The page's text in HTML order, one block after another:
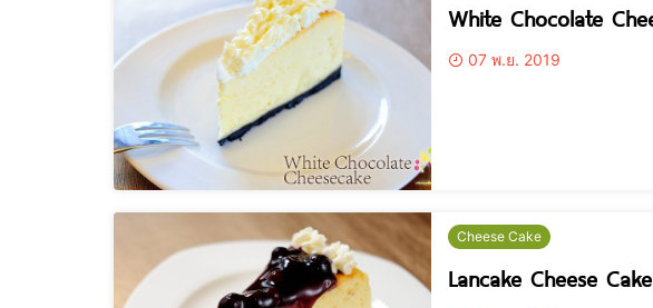
White Chocolate
07 พ.ย. 2019
Cheese Cake
Lancake Cheese Cake